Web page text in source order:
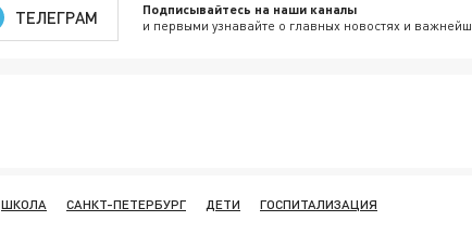
ТЕЛЕГРАМ Подписывайтесь на наши каналы
и первыми узнавайте о главных новостях и
ШКОЛА САНКТ-ПЕТЕРБУРГ ДЕТИ ГОСПИТАЛИЗАЦИЯ